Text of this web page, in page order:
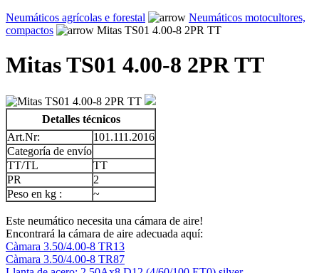
Neumáticos agrícolas e forestal
Neumáticos motocultores,
compactos
Mitas TS01 4.00-8 2PR TT
Mitas TS01 4.00-8 2PR TT
Detalles técnicos
Art.Nr:
101.111.2016
Categoría de envío
TT/TL
TT
PR
2
Peso en kg :
~
Este neumático necesita una cámara de aire!
Encontrará la cámara de aire adecuada aquí:
Càmara 3.50/4.00-8 TR13
Càmara 3.50/4.00-8 TR87